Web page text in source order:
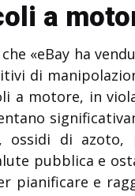
a
«eBay ha
di
a motore, in
ossidi di azoto,
pubblica e
pianificare e